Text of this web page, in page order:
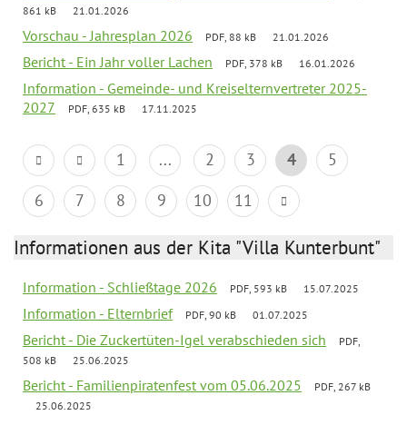
861 kB
21.01.2026
Vorschau - Jahresplan 2026 PDF, 88 kB 21.01.2026
Bericht - Ein Jahr voller Lachen PDF, 378 kB 16.01.2026
Information - Gemeinde- und Kreiselternvertreter 2025-
2027
PDF, 635 kB 17.11.2025
1 ... 2 3 4
5
6
7 8 9 10 11
Informationen aus der Kita "Villa Kunterbunt"
Information - Schließtage 2026 PDF, 593 kB 15.07.2025
Information - Elternbrief PDF, 90 kB 01.07.2025
Bericht - Die Zuckertüten-Igel verabschieden sich
PDF,
508 kB
25.06.2025
Bericht - Familienpiratenfest vom 05.06.2025
PDF, 267 kB
25.06.2025